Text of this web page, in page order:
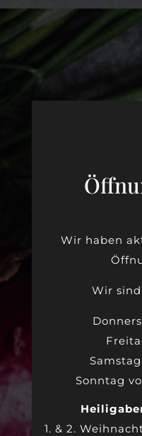
Wir haben
Wir
Sonntag
1. & 2.